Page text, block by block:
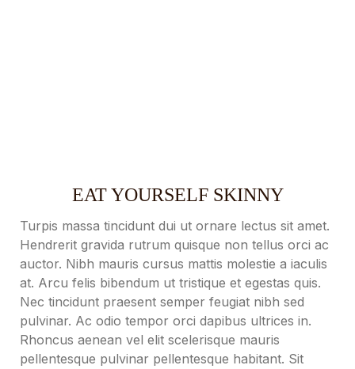
EAT YOURSELF SKINNY
Turpis massa tincidunt dui ut ornare lectus sit amet.
Hendrerit gravida rutrum quisque non tellus orci ac
auctor. Nibh mauris cursus mattis molestie a iaculis
at. Arcu felis bibendum ut tristique et egestas quis.
Nec tincidunt praesent semper feugiat nibh sed
pulvinar. Ac odio tempor orci dapibus ultrices in.
Rhoncus aenean vel elit scelerisque mauris
pellentesque pulvinar pellentesque habitant. Sit